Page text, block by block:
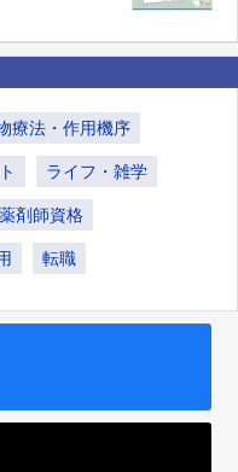
療法・作用機序
ライフ・雑学
剤師資格
転職